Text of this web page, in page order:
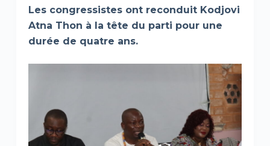
Les congressistes ont reconduit Kodjovi
Atna Thon à la tête du parti pour une
durée de quatre ans.